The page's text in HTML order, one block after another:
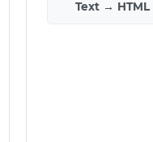
Text → HTML